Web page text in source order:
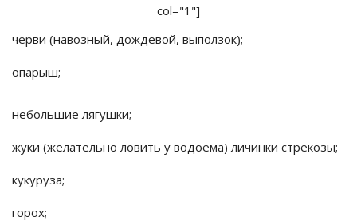
col="1"]
черви (навозный, дождевой, выползок);
опарыш;
небольшие лягушки;
жуки (желательно ловить у водоёма) личинки стрекозы;
кукуруза;
горох;